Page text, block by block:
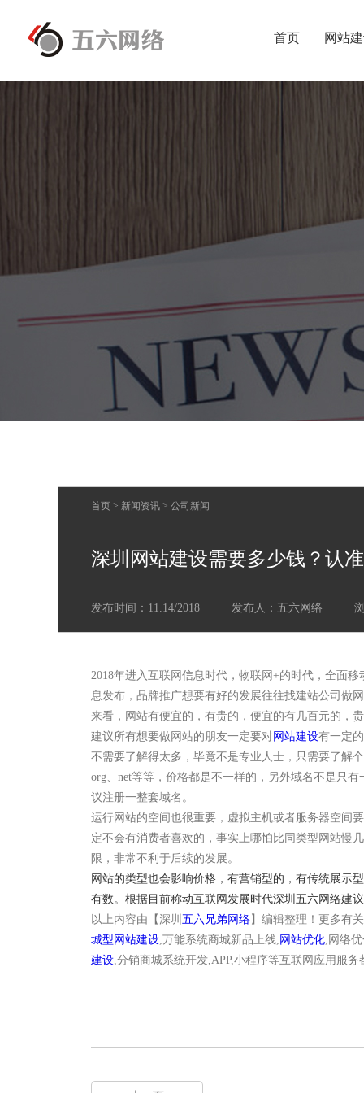
首页 网站
首页 > 新闻资讯 > 公司新闻
深圳网站建设需要多少钱？认
发布时间：11.14/2018 发布人：五六网络
2018年进入互联网信息时代，物联网+的时代，全面
息发布，品牌推广想要有好的发展往往找建站公司做
来看，网站有便宜的，有贵的，便宜的有几百元的，
建议所有想要做网站的朋友一定要对网站建设有一定
不需要了解得太多，毕竟不是专业人士，只需要了解
org、net等等，价格都是不一样的，另外域名不是只
议注册一整套域名。
运行网站的空间也很重要，虚拟主机或者服务器空间
定不会有消费者喜欢的，事实上哪怕比同类型网站慢
限，非常不利于后续的发展。
网站的类型也会影响价格，有营销型的，有传统展示
有数。根据目前称动互联网发展时代深圳五六网络建
以上内容由【深圳 五六兄弟网络 】编辑整理！更多有
城型网站建设,万能系统商城新品上线, 网站优化,网络
建设,分销商城系统开发,APP,小程序等互联网应用服